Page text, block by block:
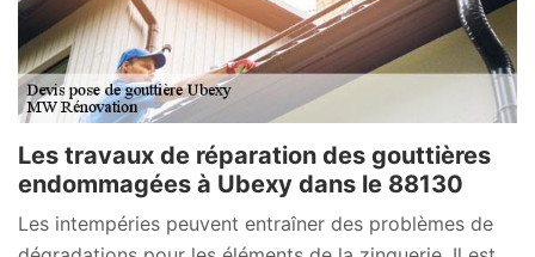
Les travaux de réparation des gouttières
endommagées à Ubexy dans le 88130
Les intempéries peuvent entraîner des problèmes de